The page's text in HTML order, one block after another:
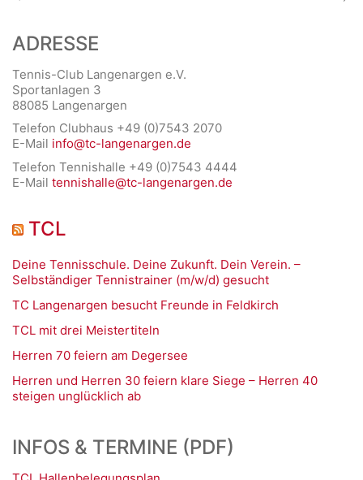
ADRESSE
Tennis-Club Langenargen e.V.
Sportanlagen 3
88085 Langenargen
Telefon Clubhaus +49 (0)7543 2070
E-Mail info@tc-langenargen.de
Telefon Tennishalle +49 (0)7543 4444
E-Mail tennishalle@tc-langenargen.de
TCL
Deine Tennisschule. Deine Zukunft. Dein Verein. –
Selbständiger Tennistrainer (m/w/d) gesucht
TC Langenargen besucht Freunde in Feldkirch
TCL mit drei Meistertiteln
Herren 70 feiern am Degersee
Herren und Herren 30 feiern klare Siege – Herren 40
steigen unglücklich ab
INFOS & TERMINE (PDF)